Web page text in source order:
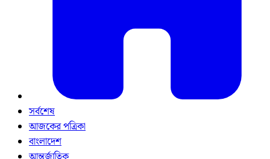
সর্বশেষ
আজকের পত্রিকা
বাংলাদেশ